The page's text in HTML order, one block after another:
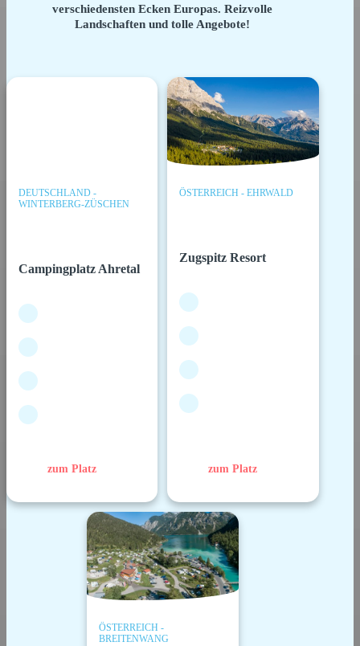
verschiedensten Ecken Europas. Reizvolle
Landschaften und tolle Angebote!
DEUTSCHLAND -
WINTERBERG-ZÜSCHEN
Campingplatz Ahretal
zum Platz
ÖSTERREICH - EHRWALD
Zugspitz Resort
zum Platz
ÖSTERREICH -
BREITENWANG